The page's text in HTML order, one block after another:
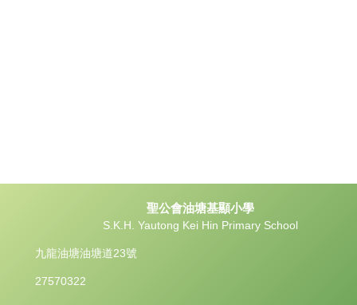
聖公會油塘基顯小學
S.K.H. Yautong Kei Hin Primary School
九龍油塘油塘道23號
27570322